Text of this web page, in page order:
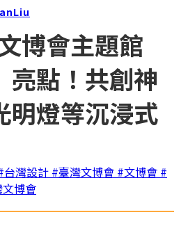
博會主題館
亮點！共創神
明燈等沉浸式
台灣設計 #臺灣文博會 #文博會 #
博會